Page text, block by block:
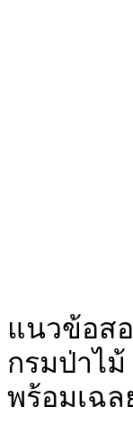
แนวข้อส
กรมป่าไม้
พร้อมเฉล